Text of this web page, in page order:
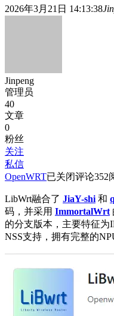
2026年3月21日 14:13:38
Jinpeng
管理员
40
文章
0
粉丝
关注
私信
OpenWRT360
/
ZN
M2
最
新
LibWrt
固
持
已关闭评论352
LibWrt融合了 JiaY-shi 和
码，并采用 ImmortalWrt
的分支版本，主要特征为
NSS支持，拥有完整的